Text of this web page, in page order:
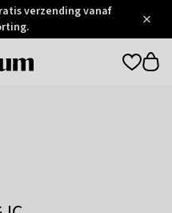
verzending vanaf